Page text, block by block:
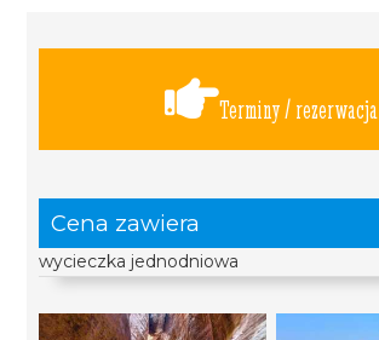
Terminy / rezerwacja
Cena zawiera
wycieczka jednodniowa